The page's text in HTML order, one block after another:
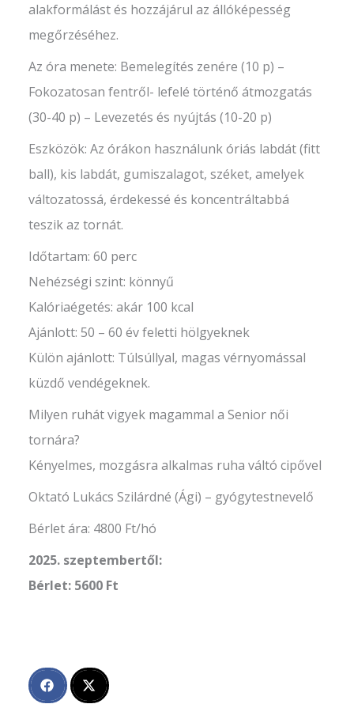
alakformálást és hozzájárul az állóképesség
megőrzéséhez.
Az óra menete: Bemelegítés zenére (10 p) –
Fokozatosan fentről- lefelé történő átmozgatás
(30-40 p) – Levezetés és nyújtás (10-20 p)
Eszközök: Az órákon használunk óriás labdát (fitt
ball), kis labdát, gumiszalagot, széket, amelyek
változatossá, érdekessé és koncentráltabbá
teszik az tornát.
Időtartam: 60 perc
Nehézségi szint: könnyű
Kalóriaégetés: akár 100 kcal
Ajánlott: 50 – 60 év feletti hölgyeknek
Külön ajánlott: Túlsúllyal, magas vérnyomással
küzdő vendégeknek.
Milyen ruhát vigyek magammal a Senior női
tornára?
Kényelmes, mozgásra alkalmas ruha váltó cipővel
Oktató Lukács Szilárdné (Ági) – gyógytestnevelő
Bérlet ára: 4800 Ft/hó
2025. szeptembertől:
Bérlet: 5600 Ft